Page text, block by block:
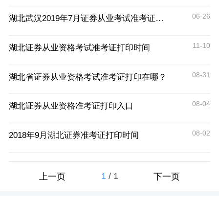
湖北武汉2019年7月证券从业考试准考证打印时间及入口 06-26
湖北证券从业资格考试准考证打印时间 11-10
湖北省证券从业资格考试准考证打印在哪？ 08-31
湖北证券从业资格准考证打印入口 08-04
2018年9月湖北证券准考证打印时间 08-02
上一页 1 / 1 下一页